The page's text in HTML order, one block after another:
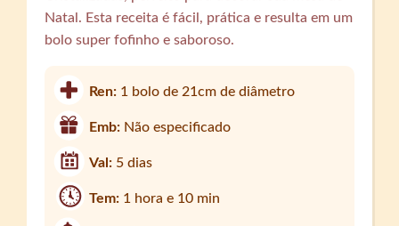
Natal. Esta receita é fácil, prática e resulta em um
bolo super fofinho e saboroso.
Ren: 1 bolo de 21cm de diâmetro
Emb: Não especificado
Val: 5 dias
Tem: 1 hora e 10 min